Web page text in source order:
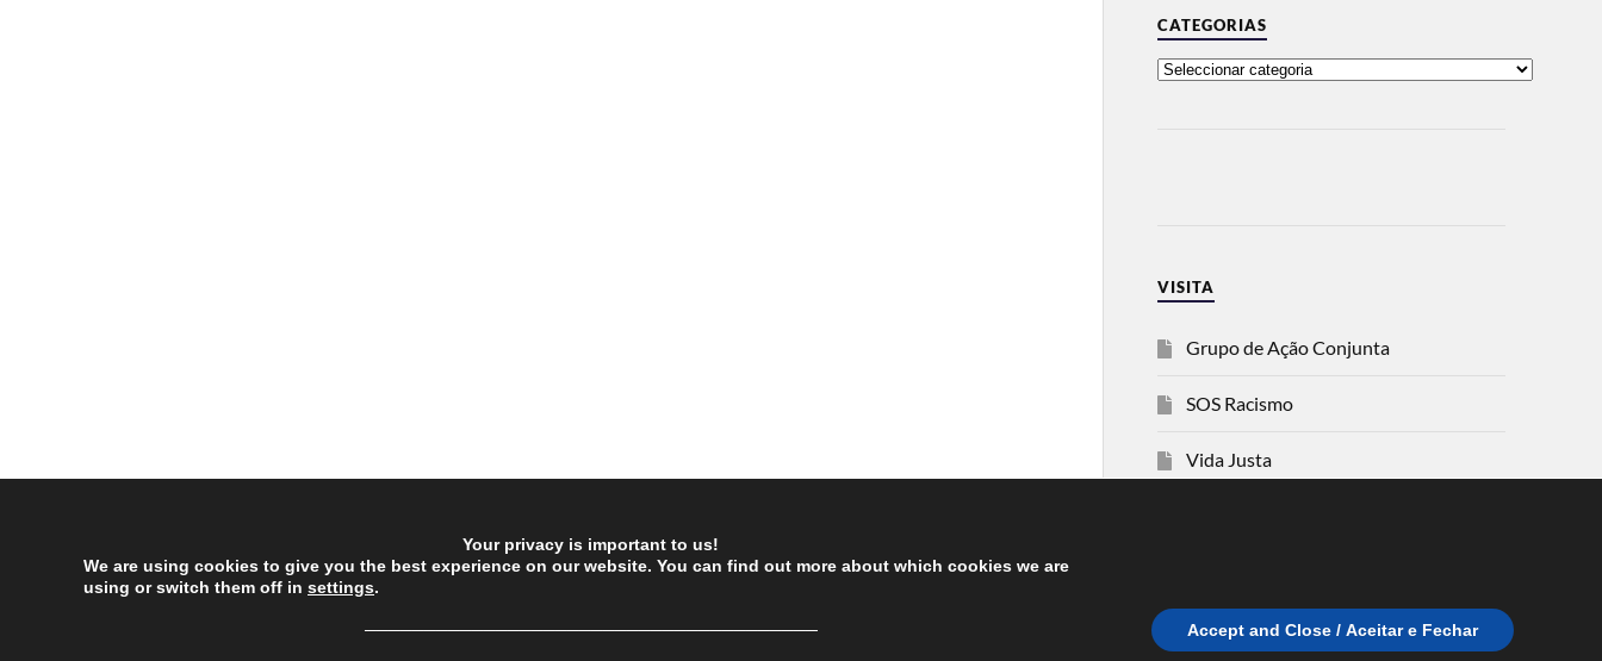
CATEGORIAS
VISITA
Grupo de Ação Conjunta
SOS Racismo
Vida Justa
Your privacy is important to us!
We are using cookies to give you the best experience on our website. You can find out more about which cookies we are
using or switch them off in settings.
────────────────────────────────────── Accept and Close / Aceitar e Fechar